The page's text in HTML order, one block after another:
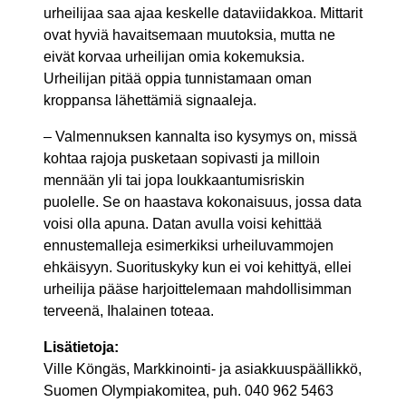
urheilijaa saa ajaa keskelle dataviidakkoa. Mittarit
ovat hyviä havaitsemaan muutoksia, mutta ne
eivät korvaa urheilijan omia kokemuksia.
Urheilijan pitää oppia tunnistamaan oman
kroppansa lähettämiä signaaleja.
– Valmennuksen kannalta iso kysymys on, missä
kohtaa rajoja pusketaan sopivasti ja milloin
mennään yli tai jopa loukkaantumisriskin
puolelle. Se on haastava kokonaisuus, jossa data
voisi olla apuna. Datan avulla voisi kehittää
ennustemalleja esimerkiksi urheiluvammojen
ehkäisyyn. Suorituskyky kun ei voi kehittyä, ellei
urheilija pääse harjoittelemaan mahdollisimman
terveenä, Ihalainen toteaa.
Lisätietoja:
Ville Köngäs, Markkinointi- ja asiakkuuspäällikkö,
Suomen Olympiakomitea, puh. 040 962 5463